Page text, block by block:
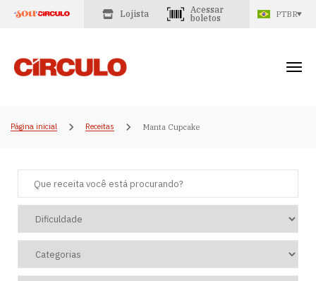
Lojista
Acessar
boletos
PTBR
Página inicial Receitas Manta Cupcake